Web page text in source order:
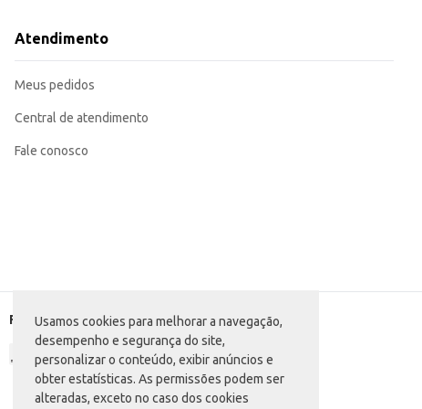
Usamos cookies para melhorar a navegação,
desempenho e segurança do site,
personalizar o conteúdo, exibir anúncios e
obter estatísticas. As permissões podem ser
alteradas, exceto no caso dos cookies
Atendimento
Meus pedidos
Central de atendimento
Fale conosco
Formas de pagamento